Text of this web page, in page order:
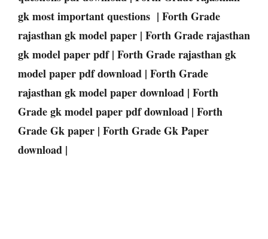
gk most important questions | Forth Grade
rajasthan gk model paper | Forth Graderajasthan
gk model paper pdf | Forth Graderajasthan gk
model paper pdf download | Forth Grade
rajasthan gk model paper download | Forth
Gradegk model paper pdf download | Forth
GradeGk paper | Forth GradeGk Paper
download |